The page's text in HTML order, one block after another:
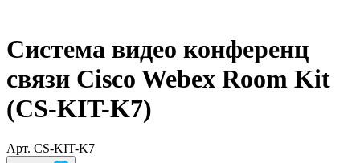
Система видео конференц
связи Cisco Webex Room Kit
(CS-KIT-K7)
Арт. CS-KIT-K7